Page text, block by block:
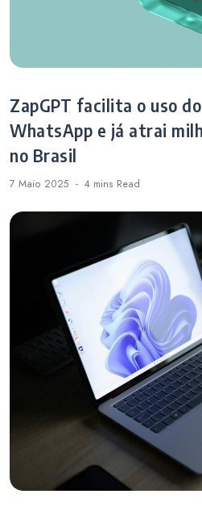
ZapGPT facilita o uso
WhatsApp e já atrai
no Brasil
7 Maio 2025 4 mins Read